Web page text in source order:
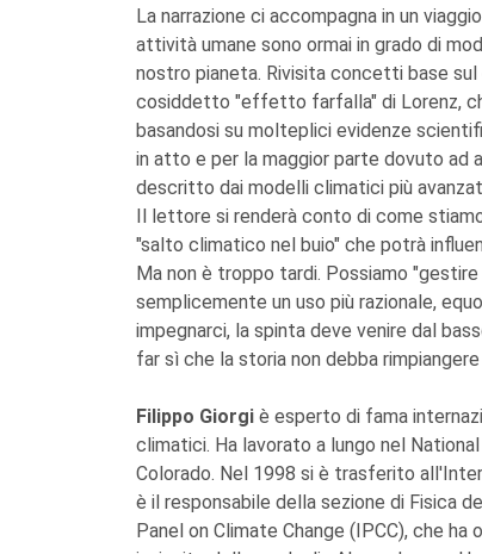
La narrazione ci accompagna in un
attività umane sono ormai in grado di
nostro pianeta. Rivisita concetti base
cosiddetto "effetto farfalla" di Lorenz,
basandosi su molteplici evidenze
in atto e per la maggior parte dovuto ad
descritto dai modelli climatici più
Il lettore si renderà conto di come
"salto climatico nel buio" che potrà
Ma non è troppo tardi. Possiamo
semplicemente un uso più razionale,
impegnarci, la spinta deve venire dal
far sì che la storia non debba
Filippo Giorgi è esperto di fama
climatici. Ha lavorato a lungo nel
Colorado. Nel 1998 si è trasferito
è il responsabile della sezione di Fisica
Panel on Climate Change (IPCC), che